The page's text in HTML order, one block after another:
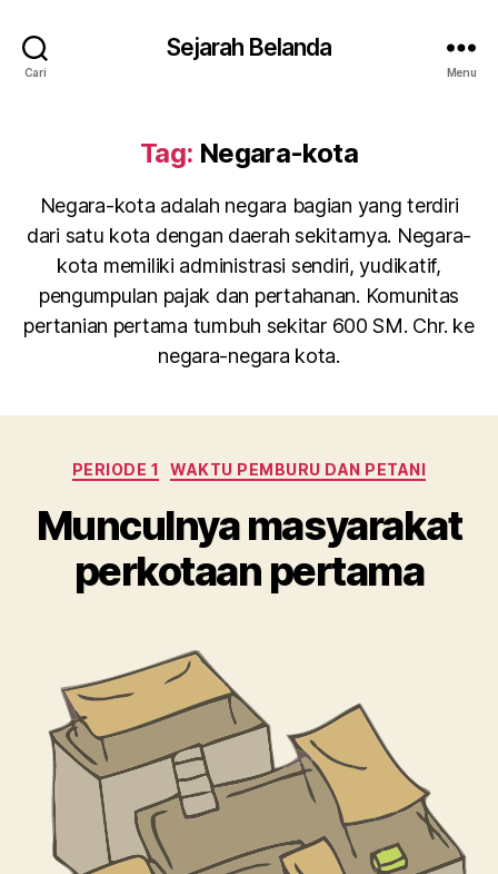
Cari
Sejarah Belanda
Menu
Tag: Negara-kota
Negara-kota adalah negara bagian yang terdiri
dari satu kota dengan daerah sekitarnya. Negara-
kota memiliki administrasi sendiri, yudikatif,
pengumpulan pajak dan pertahanan. Komunitas
pertanian pertama tumbuh sekitar 600 SM. Chr. ke
negara-negara kota.
Kategori
PERIODE 1 WAKTU PEMBURU DAN PETANI
Munculnya masyarakat
perkotaan pertama